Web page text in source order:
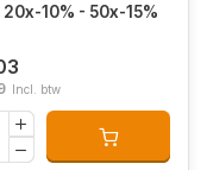
20x-10% - 50x-15%
Incl. btw